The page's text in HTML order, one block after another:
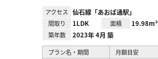
アクセス 仙石線「あおば通駅」
間取り 1LDK 面積 19.98m²
築年数 2023年 4月 築
プラン名・期間 月額目安